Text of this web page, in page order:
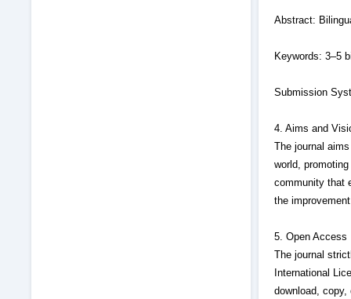
Abstract:
Keywords: 3–5
Submission
4. Aims and
The journal
world,
community that
the
5. Open Access
The journal
International
download,